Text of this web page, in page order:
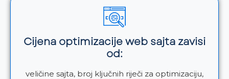
Cijena optimizacije web sajta zavisi
od:
veličine sajta, broj ključnih riječi za optimizaciju,